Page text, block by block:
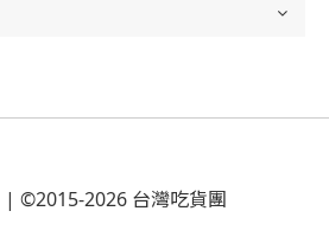
| ©2015-2026 台灣吃貨團